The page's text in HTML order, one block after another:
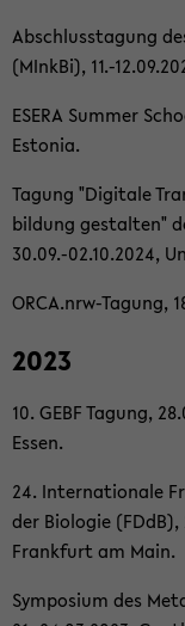
Ab­schluss­ta­gung
(MInk­Bi), 11.-
ESERA Sum­mer
Es­to­nia.
Ta­gung "Di­gi­ta­le
bil­dung ge­stal­ten"
30.09.-02.10.2024,
ORCA.nrw-​Tagung,
2023
10. GEBF Ta­gung,
Essen.
24. In­ter­na­tio­na­le
der Bio­lo­gie
Frank­furt am Main.
Sym­po­si­um des